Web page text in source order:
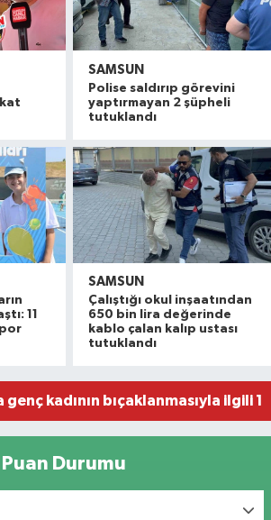
SAMSUN
Polise saldırıp görevini
yaptırmayan 2 şüpheli
tutuklandı
11
SAMSUN
Çalıştığı okul inşaatından
650 bin lira değerinde
kablo çalan kalıp ustası
tutuklandı
Thai Açık Hava Turnuvası
ev alevlere teslim oldu
başladı: 7 yaşındaki çocuktan
kadının bıçaklanmasıyla ilgili 1
Durumu